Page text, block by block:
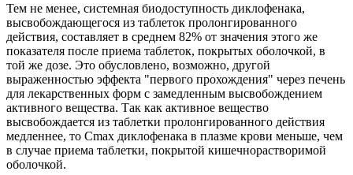
Тем не менее, системная биодоступность диклофенака,
высвобождающегося из таблеток пролонгированного
действия, составляет в среднем 82% от значения этого же
показателя после приема таблеток, покрытых оболочкой, в
той же дозе. Это обусловлено, возможно, другой
выраженностью эффекта "первого прохождения" через печень
для лекарственных форм с замедленным высвобождением
активного вещества. Так как активное вещество
высвобождается из таблетки пролонгированного действия
медленнее, то Cmax диклофенака в плазме крови меньше, чем
в случае приема таблетки, покрытой кишечнорастворимой
оболочкой.